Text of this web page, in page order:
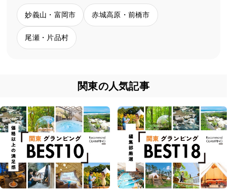
妙義山・富岡市 赤城高原・前橋市
尾瀬・片品村
関東の人気記事